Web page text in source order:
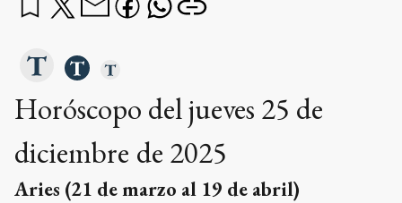
Horóscopo del jueves 25 de
diciembre de 2025
Aries (21 de marzo al 19 de abril)